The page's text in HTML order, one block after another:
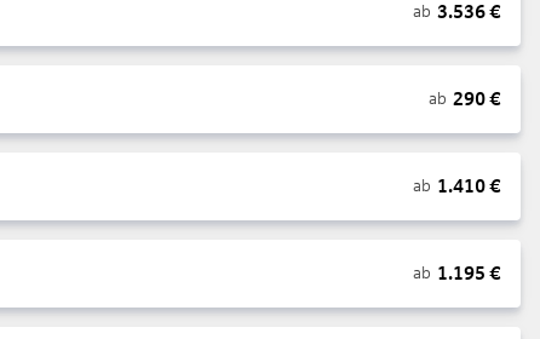
ab 3.536€
ab 290€
ab 1.410€
ab 1.195 €